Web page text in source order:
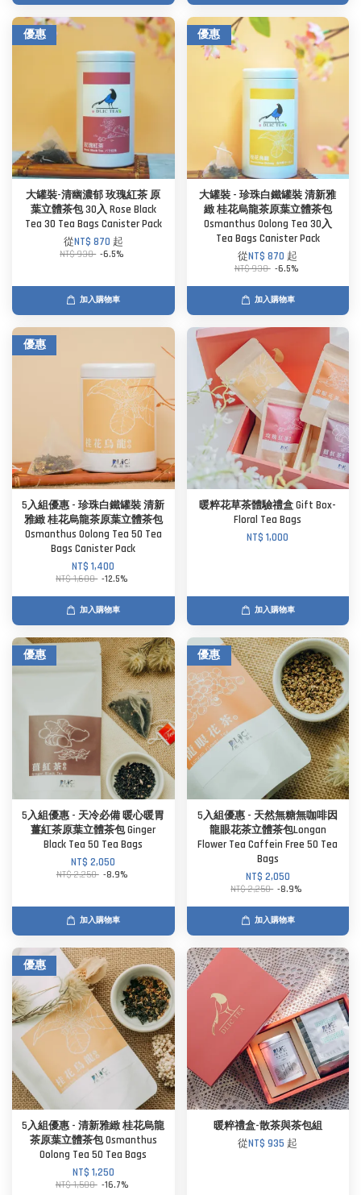
優惠
大罐裝-清幽濃郁 玫瑰紅茶 原
葉立體茶包 30入 Rose Black
Tea 30 Tea Bags Canister Pack
從NT$ 870 起
NT$ 930 -6.5%
加入購物車
優惠
大罐裝 - 珍珠白鐵罐裝 清新雅
緻 桂花烏龍茶原葉立體茶包
Osmanthus Oolong Tea 30入
Tea Bags Canister Pack
從NT$ 870 起
NT$ 930 -6.5%
加入購物車
優惠
5入組優惠 - 珍珠白鐵罐裝 清新
雅緻 桂花烏龍茶原葉立體茶包
Osmanthus Oolong Tea 50 Tea
Bags Canister Pack
NT$ 1,400
NT$ 1,600 -12.5%
加入購物車
暖粹花草茶體驗禮盒 Gift Box-
Floral Tea Bags
NT$ 1,000
加入購物車
優惠
5入組優惠 - 天冷必備 暖心暖胃
薑紅茶原葉立體茶包 Ginger
Black Tea 50 Tea Bags
NT$ 2,050
NT$ 2,250 -8.9%
加入購物車
優惠
5入組優惠 - 天然無糖無咖啡因
龍眼花茶立體茶包Longan
Flower Tea Caffein Free 50 Tea
Bags
NT$ 2,050
NT$ 2,250 -8.9%
加入購物車
優惠
5入組優惠 - 清新雅緻 桂花烏龍
茶原葉立體茶包 Osmanthus
Oolong Tea 50 Tea Bags
NT$ 1,250
NT$ 1,500 -16.7%
暖粹禮盒-散茶與茶包組
從NT$ 935 起